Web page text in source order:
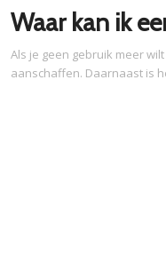
Waar kan ik
Als je geen gebruik meer
aanschaffen. Daarnaast is